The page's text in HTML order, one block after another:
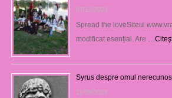
07/12/2023
Spread the loveSiteul
modificat esențial. Are …
Syrus despre omul
11/09/2023